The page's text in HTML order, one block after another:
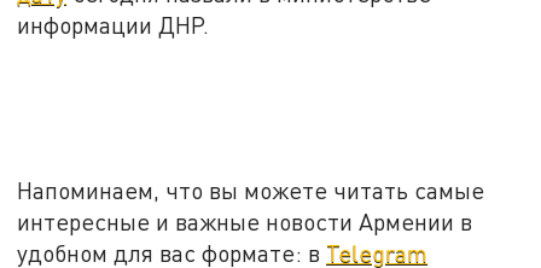
информации ДНР.
Напоминаем, что вы можете читать самые
интересные и важные новости Армении в
удобном для вас формате: в Telegram